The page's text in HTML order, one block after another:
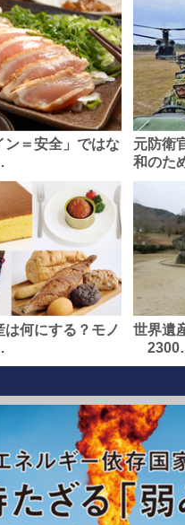
ン＝安全」ではな
元防衛
和のた
は何にする？モノ
世界遺